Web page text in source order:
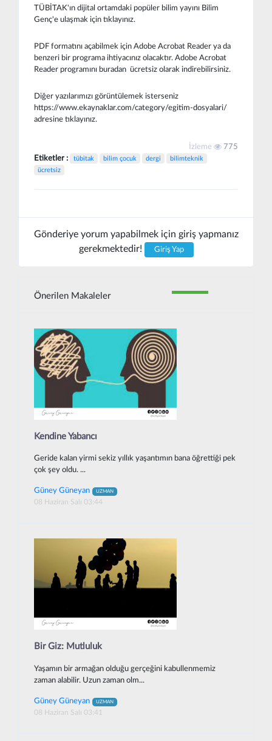
TÜBİTAK'ın dijital ortamdaki popüler bilim yayını Bilim
Genç'e ulaşmak için tıklayınız.
PDF formatını açabilmek için Adobe Acrobat Reader ya da
benzeri bir programa ihtiyacınız olacaktır. Adobe Acrobat
Reader programını buradan ücretsiz olarak indirebilirsiniz.
Diğer yazılarımızı görüntülemek isterseniz
https://www.ekaynaklar.com/category/egitim-dosyalari/
adresine tıklayınız.
İzleme 775
Etiketler : tübitak bilim çocuk dergi
bilimteknik
ücretsiz
Gönderiye yorum yapabilmek için giriş yapmanız
gerekmektedir!
Giriş Yap
Önerilen Makaleler
Kendine Yabancı
Geride kalan yirmi sekiz yıllık yaşantımın bana öğrettiği pek
çok şey oldu. ...
Güney Güneyan UZMAN
08 Haziran Salı 03:44
Bir Giz: Mutluluk
Yaşamın bir armağan olduğu gerçeğini kabullenmemiz
zaman alabilir. Uzun zaman olm...
Güney Güneyan UZMAN
08 Haziran Salı 03:41